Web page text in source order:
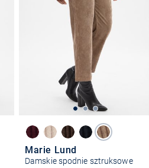
Marie Lund
Damskie spodnie sztruksowe